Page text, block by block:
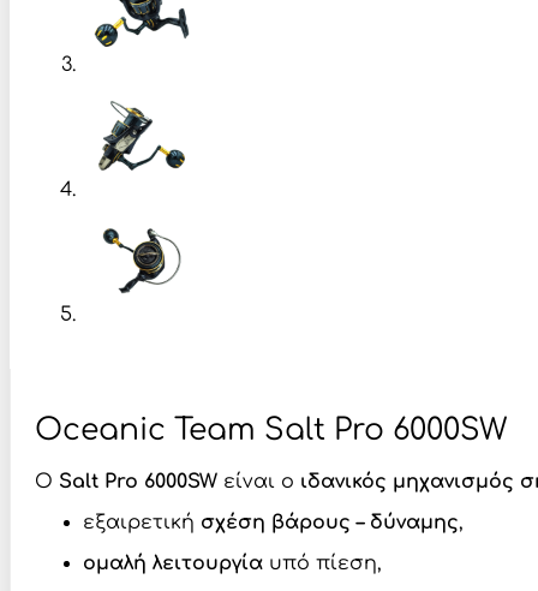
Oceanic Team Salt Pro 6000SW
Ο Salt Pro 6000SW είναι ο ιδανικός μηχανισμός
εξαιρετική σχέση βάρους – δύναμης,
ομαλή λειτουργία υπό πίεση,